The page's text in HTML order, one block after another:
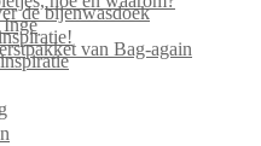
de bijenwasdoek
Inge
van Bag-again